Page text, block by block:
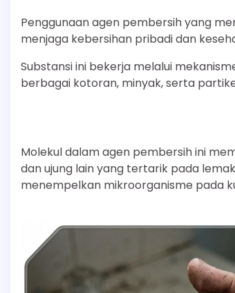
Penggunaan agen pembersih yang
menjaga kebersihan pribadi dan
Substansi ini bekerja melalui
berbagai kotoran, minyak, serta
Molekul dalam agen pembersih ini
dan ujung lain yang tertarik pada
menempelkan mikroorganisme pada